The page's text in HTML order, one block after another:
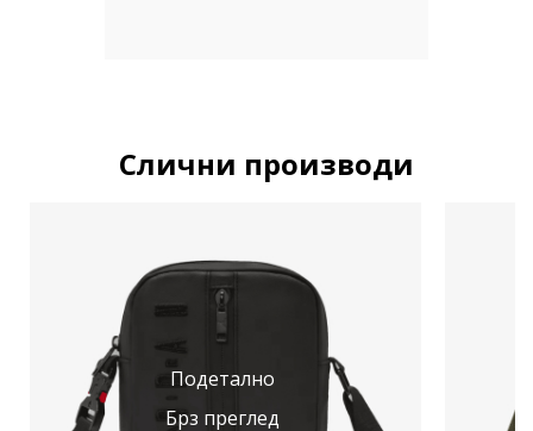
Слични производи
Подетално
Брз преглед